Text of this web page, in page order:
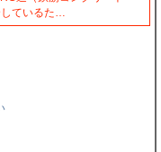
ているた…